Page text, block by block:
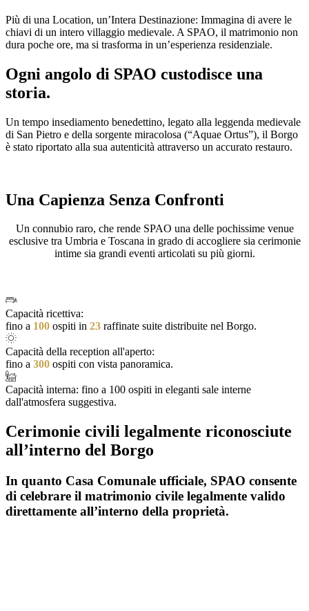
Più di una Location, un’Intera Destinazione: Immagina di avere le
chiavi di un intero villaggio medievale. A SPAO, il matrimonio non
dura poche ore, ma si trasforma in un’esperienza residenziale.
Ogni angolo di SPAO custodisce una
storia.
Un tempo insediamento benedettino, legato alla leggenda medievale
di San Pietro e della sorgente miracolosa (“Aquae Ortus”), il Borgo
è stato riportato alla sua autenticità attraverso un accurato restauro.
Una Capienza Senza Confronti
Un connubio raro, che rende SPAO una delle pochissime venue
esclusive tra Umbria e Toscana in grado di accogliere sia cerimonie
intime sia grandi eventi articolati su più giorni.
Capacità ricettiva:
fino a 100 ospiti in 23 raffinate suite distribuite nel Borgo.
Capacità della reception all'aperto:
fino a 300 ospiti con vista panoramica.
Capacità interna: fino a 100 ospiti in eleganti sale interne
dall'atmosfera suggestiva.
Cerimonie civili legalmente riconosciute
all’interno del Borgo
In quanto Casa Comunale ufficiale, SPAO consente
di celebrare il matrimonio civile legalmente valido
direttamente all’interno della proprietà.